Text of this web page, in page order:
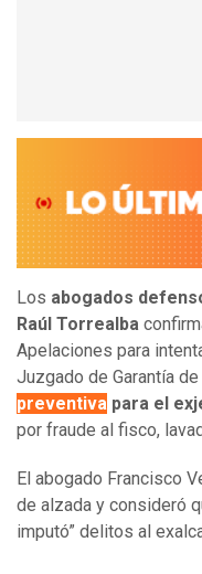
Los abogados
Raúl Torrealba
Apelaciones para
Juzgado de Garantía
preventiva para el
por fraude al fisco,
El abogado Francisco
de alzada y consideró
imputó” delitos al